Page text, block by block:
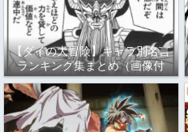
【ダイの大冒険】キャラ別名言
ランキング集まとめ（画像付
き）